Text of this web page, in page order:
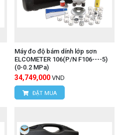
Máy đo độ bám dính lớp sơn
ELCOMETER 106(P/N F106----5)
(0-0.2 MPa)
34,749,000 VND
ĐẶT MUA